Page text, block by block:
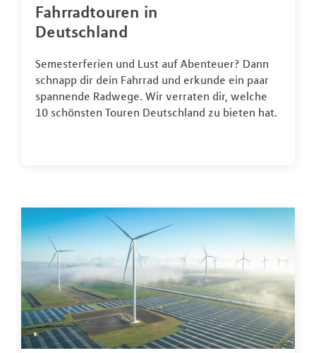
Fahrradtouren in
Deutschland
Semesterferien und Lust auf Abenteuer? Dann
schnapp dir dein Fahrrad und erkunde ein paar
spannende Radwege. Wir verraten dir, welche
10 schönsten Touren Deutschland zu bieten hat.